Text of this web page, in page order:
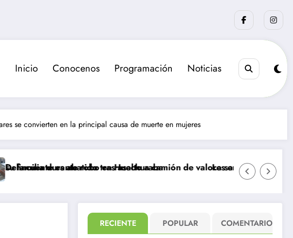
Inicio Conocenos Programación Noticias
se convierten en la principal causa de muerte en mujeres
robo en Huechuraba
tras asalto a camión de valores en SantiagoLa sanción que busca el Gobierno
RECIENTE POPULAR COMENTARIO